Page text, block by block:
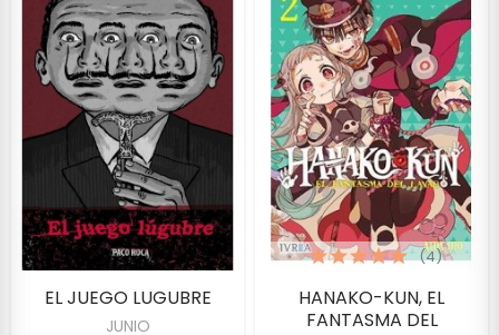
EL JUEGO LUGUBRE
JUNIO
HANAKO-KUN, EL
FANTASMA DEL
(4)